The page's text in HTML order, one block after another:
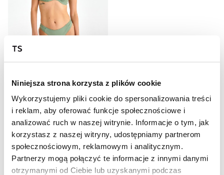
Niniejsza strona korzysta z plików cookie
Wykorzystujemy pliki cookie do spersonalizowania treści
i reklam, aby oferować funkcje społecznościowe i
analizować ruch w naszej witrynie. Informacje o tym, jak
korzystasz z naszej witryny, udostępniamy partnerom
społecznościowym, reklamowym i analitycznym.
Partnerzy mogą połączyć te informacje z innymi danymi
otrzymanymi od Ciebie lub uzyskanymi podczas
OUTLET
HOT
Kostium kąpielowy dół
Cena regularna59,99 zł
Najniższa cena z 30 dni przed
obniżką
14,99 zł